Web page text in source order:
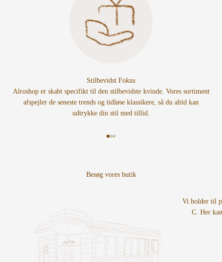
Stilbevidst Fokus
Alroshop er skabt specifikt til den stilbevidste kvinde. Vores sortiment
afspejler de seneste trends og tidløse klassikere, så du altid kan
udtrykke din stil med tillid.
Vi holder til
C. Her